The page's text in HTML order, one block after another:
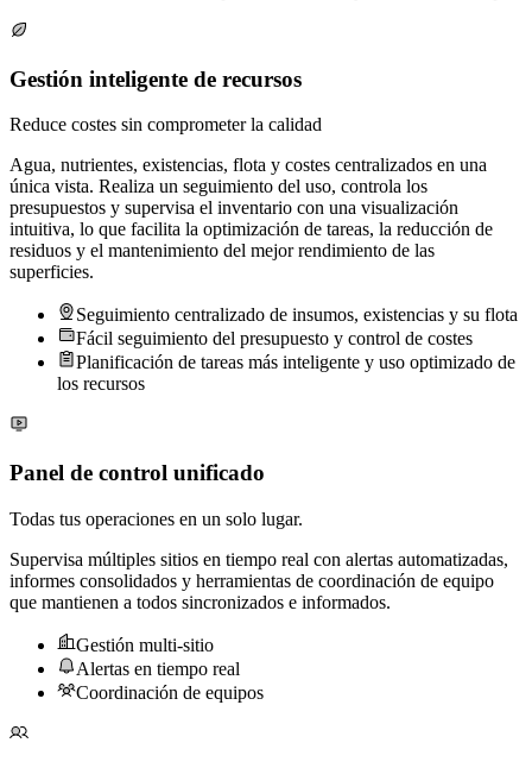
Gestión inteligente de recursos
Reduce costes sin comprometer la calidad
Agua, nutrientes, existencias, flota y costes centralizados en una
única vista. Realiza un seguimiento del uso, controla los
presupuestos y supervisa el inventario con una visualización
intuitiva, lo que facilita la optimización de tareas, la reducción de
residuos y el mantenimiento del mejor rendimiento de las
superficies.
Seguimiento centralizado de insumos, existencias y su flota
Fácil seguimiento del presupuesto y control de costes
Planificación de tareas más inteligente y uso optimizado de
los recursos
Panel de control unificado
Todas tus operaciones en un solo lugar.
Supervisa múltiples sitios en tiempo real con alertas automatizadas,
informes consolidados y herramientas de coordinación de equipo
que mantienen a todos sincronizados e informados.
Gestión multi-sitio
Alertas en tiempo real
Coordinación de equipos